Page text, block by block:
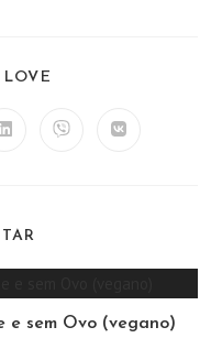
LOVE
Abre Abre Abre
e sem Ovo (vegano)